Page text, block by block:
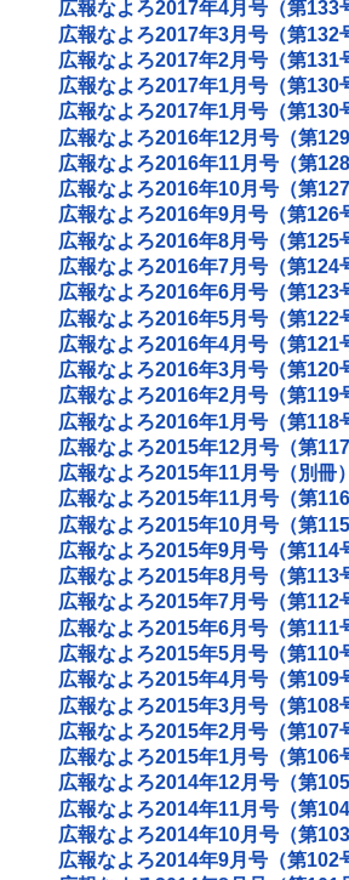
広報なよろ2017年4月号（第133
広報なよろ2017年3月号（第132
広報なよろ2017年2月号（第131
広報なよろ2017年1月号（第130
広報なよろ2017年1月号（第130
広報なよろ2016年12月号（第129
広報なよろ2016年11月号（第128
広報なよろ2016年10月号（第127
広報なよろ2016年9月号（第126
広報なよろ2016年8月号（第125
広報なよろ2016年7月号（第124
広報なよろ2016年6月号（第123
広報なよろ2016年5月号（第122
広報なよろ2016年4月号（第121
広報なよろ2016年3月号（第120
広報なよろ2016年2月号（第119
広報なよろ2016年1月号（第118
広報なよろ2015年12月号（第117
広報なよろ2015年11月号（別冊）
広報なよろ2015年11月号（第116
広報なよろ2015年10月号（第115
広報なよろ2015年9月号（第114
広報なよろ2015年8月号（第113
広報なよろ2015年7月号（第112
広報なよろ2015年6月号（第111
広報なよろ2015年5月号（第110
広報なよろ2015年4月号（第109
広報なよろ2015年3月号（第108
広報なよろ2015年2月号（第107
広報なよろ2015年1月号（第106
広報なよろ2014年12月号（第105
広報なよろ2014年11月号（第104
広報なよろ2014年10月号（第103
広報なよろ2014年9月号（第102